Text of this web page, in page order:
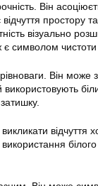
Він
відчуття простору
візуально
символом чистоти
Він
відчуття